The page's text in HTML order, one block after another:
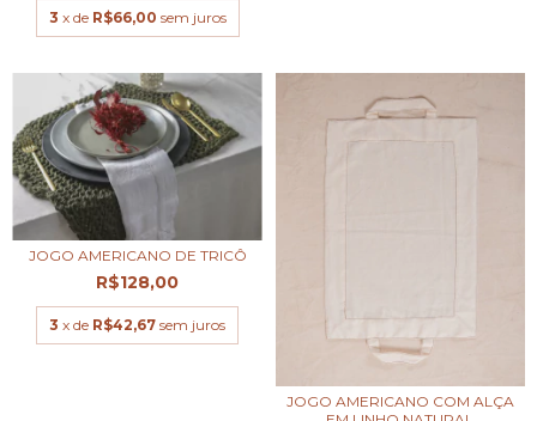
3 x de R$66,00 sem juros
JOGO AMERICANO DE TRICÔ
R$128,00
3 x de R$42,67 sem juros
JOGO AMERICANO COM ALÇA